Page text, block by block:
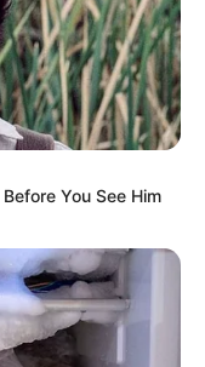
You See Him